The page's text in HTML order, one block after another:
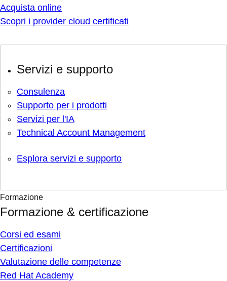
Acquista online
Scopri i provider cloud certificati
Servizi e supporto
Consulenza
Supporto per i prodotti
Servizi per l'IA
Technical Account Management
Esplora servizi e supporto
Formazione
Formazione & certificazione
Corsi ed esami
Certificazioni
Valutazione delle competenze
Red Hat Academy